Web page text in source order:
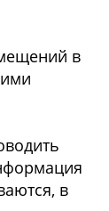
в
в